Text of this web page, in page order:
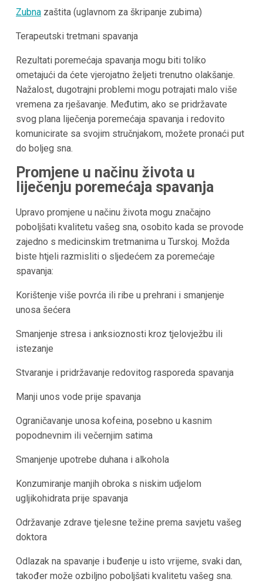
Zubnazaštita (uglavnom za škripanje zubima)
Terapeutski tretmani spavanja
Rezultati poremećaja spavanja mogu biti toliko
ometajući da ćete vjerojatno željeti trenutno olakšanje.
Nažalost, dugotrajni problemi mogu potrajati malo više
vremena za rješavanje. Međutim, ako se pridržavate
svog plana liječenja poremećaja spavanja i redovito
komunicirate sa svojim stručnjakom, možete pronaći put
do boljeg sna.
Promjene u načinu života u
liječenju poremećaja spavanja
Upravo promjene u načinu života mogu značajno
poboljšati kvalitetu vašeg sna, osobito kada se provode
zajedno s medicinskim tretmanima u Turskoj. Možda
biste htjeli razmisliti o sljedećem za poremećaje
spavanja:
Korištenje više povrća ili ribe u prehrani i smanjenje
unosa šećera
Smanjenje stresa i anksioznosti kroz tjelovježbu ili
istezanje
Stvaranje i pridržavanje redovitog rasporeda spavanja
Manji unos vode prije spavanja
Ograničavanje unosa kofeina, posebno u kasnim
popodnevnim ili večernjim satima
Smanjenje upotrebe duhana i alkohola
Konzumiranje manjih obroka s niskim udjelom
ugljikohidrata prije spavanja
Održavanje zdrave tjelesne težine prema savjetu vašeg
doktora
Odlazak na spavanje i buđenje u isto vrijeme, svaki dan,
također može ozbiljno poboljšati kvalitetu vašeg sna.